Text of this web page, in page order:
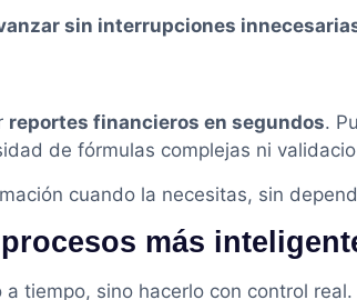
sin interrupciones
reportes financieros en segundos.
de fórmulas complejas ni
cuando la necesitas, sin
más
tiempo, sino hacerlo con control